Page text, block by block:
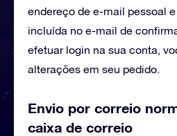
endereço de e-mail pessoal
incluída no e-mail de
efetuar login na sua conta,
alterações em seu pedido.
Envio por correio
caixa de correio